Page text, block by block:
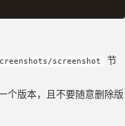
screenshot
节
个版本，且不要随意删除版